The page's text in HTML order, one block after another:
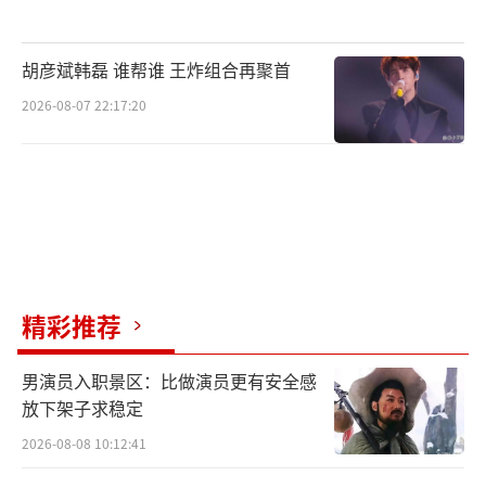
五哈老炮儿组霸气出场，结果传话全靠联想，
急得邓超现场修炼腹语，陈赫最后一棒即兴发
挥小作文勉强蒙对7个字。
而后五哈团和俄罗斯友人“转战”水池，
胡彦斌韩磊 谁帮谁 王炸组合再聚首
2026-08-07 22:17:20
精彩推荐
男演员入职景区：比做演员更有安全感
放下架子求稳定
2026-08-08 10:12:41